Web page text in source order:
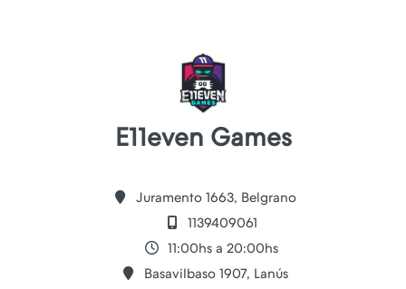
E11even Games
Juramento 1663, Belgrano
1139409061
11:00hs a 20:00hs
Basavilbaso 1907, Lanús